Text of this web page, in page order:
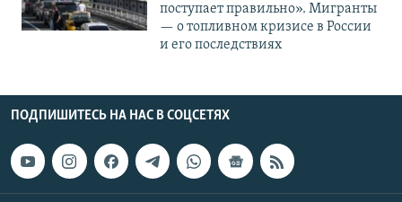
поступает правильно». Мигранты
— о топливном кризисе в России
и его последствиях
ПОДПИШИТЕСЬ НА НАС В СОЦСЕТЯХ